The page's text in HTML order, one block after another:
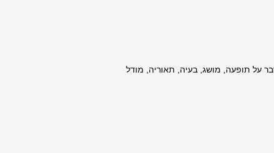
(לדוגמה, הסבר על תופעה, מושג, בעיה, תאוריה, מודל